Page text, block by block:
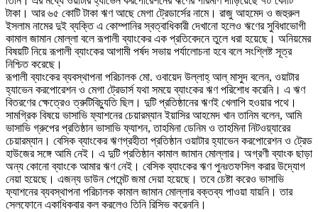
টাকা। আর ৬৫ কোটি টাকা ঋণ আছে মেগা ট্রেডার্সের নামে। রাজু আহমেদ ও জহুরুল
ইসলাম নামের দুই ব্যক্তি এ কোম্পানির স্বত্বাধিকারী দেখানো হলেও ঋণের সুবিধাভোগী
কামাল জামান মোল্লা বলে রূপালী ব্যাংকের এক প্রতিবেদনে তুলে ধরা হয়েছে। অনিয়মের
বিষয়টি নিয়ে রূপালী ব্যাংকের আগামী পর্ষদ সভায় পর্যালোচনা হবে বলে সংশ্লিষ্ট সূত্র
নিশ্চিত করেছে।
রূপালী ব্যাংকের ব্যবস্থাপনা পরিচালক মো. ওবায়েদ উল্লাহ্ আল্ মাসুদ বলেন, ওয়াটার
হ্যাভেন করপোরেশন ও মেগা ট্রেডার্স যথা সময়ে ব্যাংকের ঋণ পরিশোধ করেনি। এ ঋণ
বিতরণের ক্ষেত্রেও ত্রুটিবিচ্যুতি ছিল। দুটি প্রতিষ্ঠানের ঋণই খেলাপি হওয়ার পথে।
সামগ্রিক বিষয়ে ভাসাভি ফ্যাশনের চেয়ারম্যান ইয়াসির আহমেদ খান তানিম বলেন, আমি
ভাসাভি গ্রুপের প্রতিষ্ঠান ভাসাভি ফ্যাশন, তাহমিনা ডেনিম ও তাহমিনা নিটওয়্যারের
চেয়ারম্যান। বেসিক ব্যাংকের ঋণগ্রহীতা প্রতিষ্ঠান ওয়াটার হ্যাভেন করপোরেশন ও ট্রেড
হাউজের সঙ্গে আমি নেই। এ দুটি প্রতিষ্ঠান কামাল জামান মোল্লার। অগ্রণী ব্যাংক ছাড়া
অন্য কোনো ব্যাংকে আমার ঋণ নেই। বেসিক ব্যাংকের ঋণ পুনঃতফসিল করার উদ্যোগ
নেয়া হয়েছে। এজন্য ডাউন পেমেন্ট জমা দেয়া হয়েছে। তবে চেষ্টা করেও ভাসাভি
ফ্যাশনের ব্যবস্থাপনা পরিচালক কামাল জামান মোল্লার বক্তব্য পাওয়া যায়নি। তার
সেলফোনে একাধিকবার কল করলেও তিনি রিসিভ করেননি।